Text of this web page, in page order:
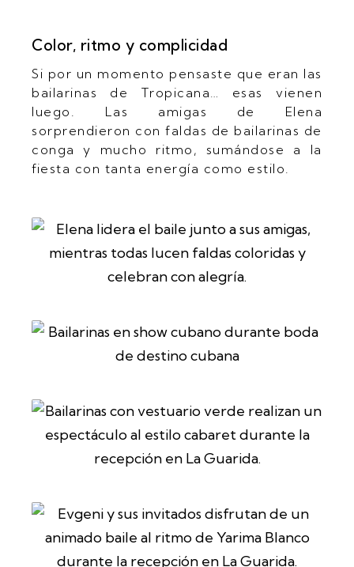
Color, ritmo y complicidad
Si por un momento pensaste que eran las
bailarinas de Tropicana… esas vienen
luego. Las amigas de Elena
sorprendieron con faldas de bailarinas de
conga y mucho ritmo, sumándose a la
fiesta con tanta energía como estilo.